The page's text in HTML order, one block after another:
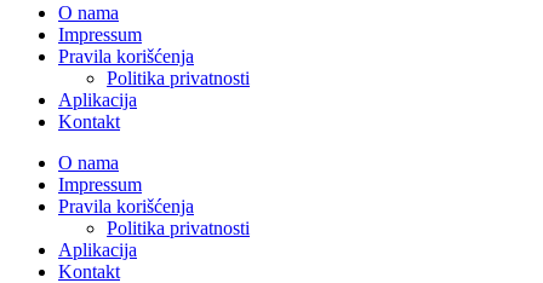
O nama
Impressum
Pravila korišćenja
Politika privatnosti
Aplikacija
Kontakt
O nama
Impressum
Pravila korišćenja
Politika privatnosti
Aplikacija
Kontakt